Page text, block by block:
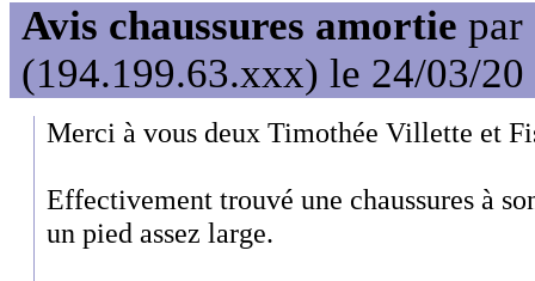
Avis chaussures amortie par
(194.199.63.xxx) le 24/03/20
Merci à vous deux Timothée Villette et
Effectivement trouvé une chaussures à
un pied assez large.